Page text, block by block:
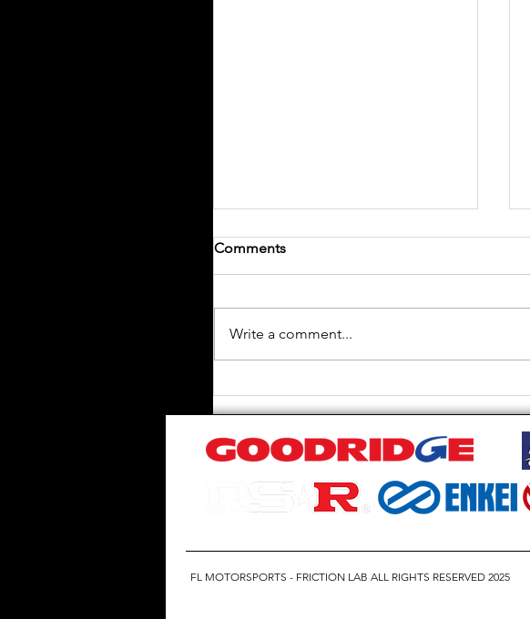
升級 】呢部Model Y裝咗RSR
Best I 日本製避震機之後，車
身降低咗，操控感都升級幾個
層次！ 最後額外加多一套底膽
戒指 , 車架會更加結實 36段軟
硬調教，隨時應對唔同路況，
Comments
Write a comment...
FL MOTORSPORTS - FRICTION LAB ALL RIGHTS RESERVED 2025